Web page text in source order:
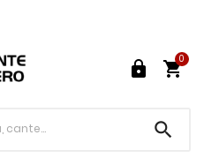
 
0
